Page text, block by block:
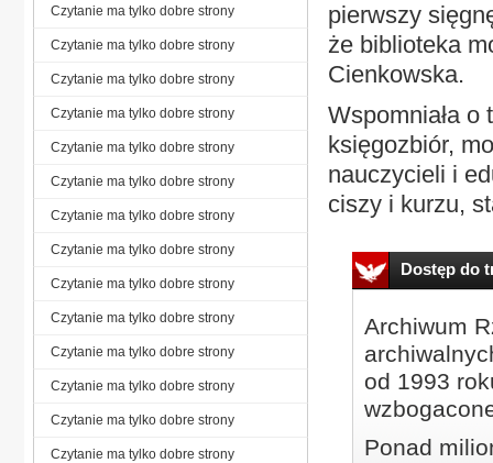
pierwszy
że biblioteka
Cienkowska.
Wspomniała
księgozbiór,
nauczycieli i
ciszy i kurzu,
Dostęp do
Archiwum
od 1993
Ponad
Czytanie ma tylko dobre strony
Czytanie ma tylko dobre strony
Czytanie ma tylko dobre strony
Czytanie ma tylko dobre strony
Czytanie ma tylko dobre strony
Czytanie ma tylko dobre strony
Czytanie ma tylko dobre strony
Czytanie ma tylko dobre strony
Czytanie ma tylko dobre strony
Czytanie ma tylko dobre strony
Czytanie ma tylko dobre strony
Czytanie ma tylko dobre strony
Czytanie ma tylko dobre strony
Czytanie ma tylko dobre strony